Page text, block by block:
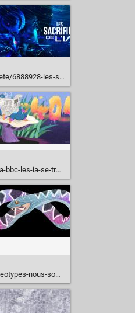
sacrifies-de-l-ia.html
de-la-moitie-du-temps/
un-cercle-vicieux/